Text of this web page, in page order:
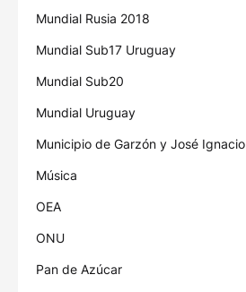
Mundial Rusia 2018
Mundial Sub17 Uruguay
Mundial Sub20
Mundial Uruguay
Municipio de Garzón y José Ignacio
Música
OEA
ONU
Pan de Azúcar